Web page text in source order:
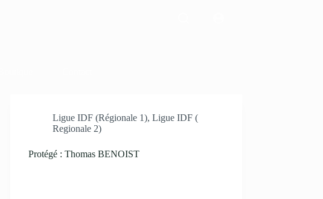
Ligue IDF (Régionale 1),Ligue IDF (
Regionale 2)
Protégé : Thomas BENOIST